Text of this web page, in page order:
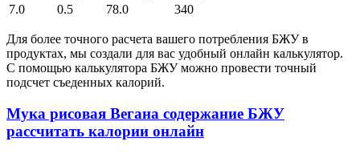
7.0
0.5 78.0 340
Для более точного расчета вашего потребления БЖУ в
продуктах, мы создали для вас удобный онлайн калькулятор.
С помощью калькулятора БЖУ можно провести точный
подсчет съеденных калорий.
Мука рисовая Вегана содержание БЖУ
рассчитать калории онлайн